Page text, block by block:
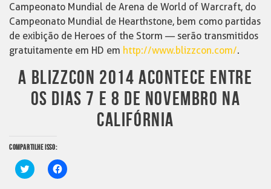
Campeonato Mundial de Arena de World of Warcraft, do
Campeonato Mundial de Hearthstone, bem como partidas
de exibição de Heroes of the Storm — serão transmitidos
gratuitamente em HD em http://www.blizzcon.com/.
A BLIZZCON 2014 ACONTECE ENTRE
OS DIAS 7 E 8 DE NOVEMBRO NA
CALIFÓRNIA
COMPARTILHE ISSO:
Clique
para
Clique
para